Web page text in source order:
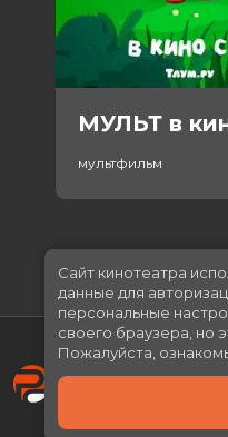
мультфильм
Сайт кинотеатра
данные для
персональные
своего браузера, но
Пожалуйста,